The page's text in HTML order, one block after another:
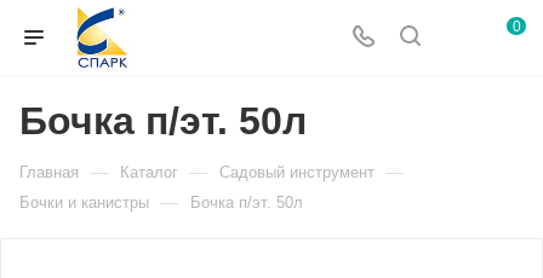
0
Бочка п/эт. 50л
Главная — Каталог — Садовый инструмент —
Бочки и канистры — Бочка п/эт. 50л